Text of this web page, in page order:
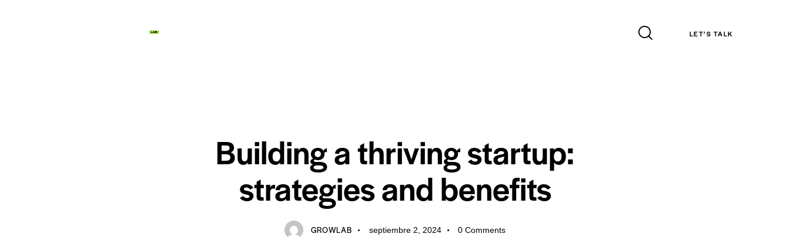
LET’S TALK
Building a thriving startup:
strategies and benefits
GROWLAB septiembre 2, 2024 0 Comments